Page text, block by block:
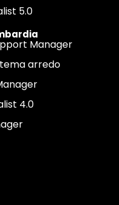
5.0
Manager
arredo
4.0